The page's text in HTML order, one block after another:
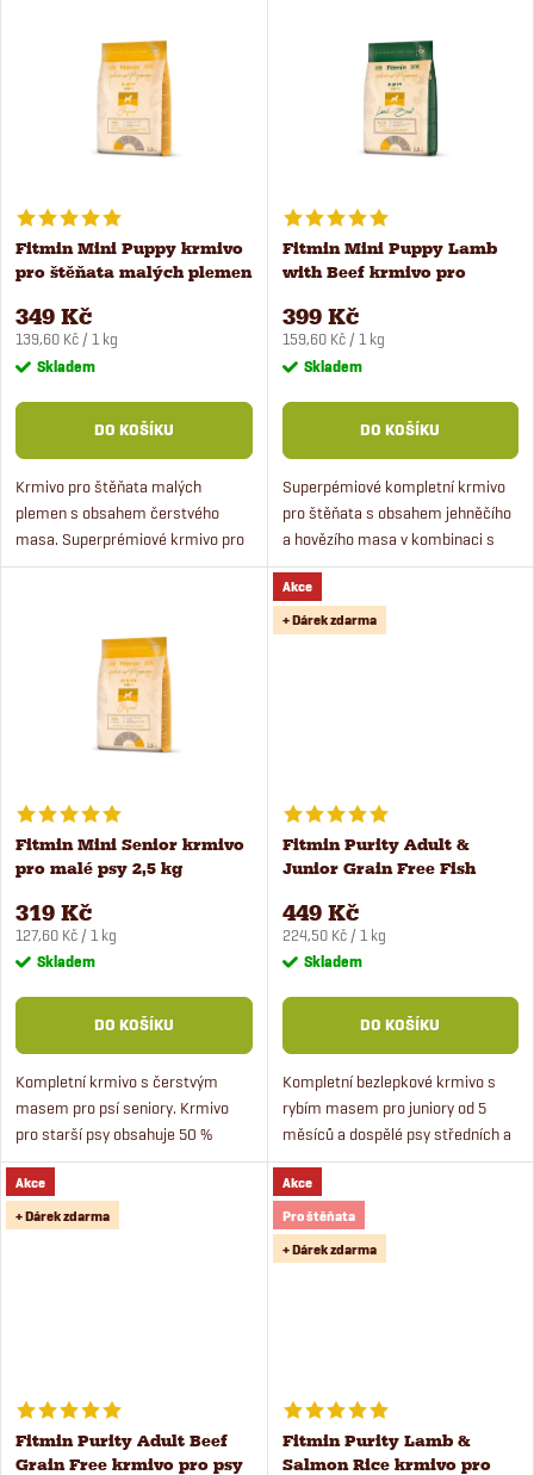
í
p
r
o
d
u
k
Nejprodávanější
s
p
r
o
d
u
Fitmin Mini Puppy krmivo
pro štěňata malých plemen
349 Kč
Měrná
cena:
139,60 Kč / 1 kg
Skladem
DO KOŠÍKU
Krmivo pro štěňata malých
plemen s obsahem čerstvého
masa. Superprémiové krmivo pro
štěňata je vhodné i pro březí a
Fitmin Mini Puppy Lamb
with Beef krmivo pro
399 Kč
Měrná
cena:
159,60 Kč / 1 kg
Skladem
DO KOŠÍKU
Superpémiové kompletní krmivo
pro štěňata s obsahem jehněčího
a hovězího masa v kombinaci s
rýží a hrachem. Krmivo je
speciálně vyvinuto pro štěňata
malých plemen (s hmotností v...
Fitmin Mini Senior krmivo
pro malé psy 2,5 kg
319 Kč
Měrná
cena:
127,60 Kč / 1 kg
Skladem
DO KOŠÍKU
Kompletní krmivo s čerstvým
masem pro psí seniory. Krmivo
pro starší psy obsahuje 50 %
čerstvého masa a
chondroprotektiva pro zdravé
klouby a šlachy.
Akce
+ Dárek zdarma
Fitmin Purity Adult &
Junior Grain Free Fish
449 Kč
Měrná
cena:
224,50 Kč / 1 kg
Skladem
DO KOŠÍKU
Kompletní bezlepkové krmivo s
rybím masem pro juniory od 5
měsíců a dospělé psy středních a
velkých
plemen. Monoproteinové krmivo s
rybou bude chutnat i mlsným
psům.
Akce
+ Dárek zdarma
Fitmin Purity Adult Beef
Grain Free krmivo pro psy
Akce
Pro štěňata
+ Dárek zdarma
Fitmin Purity Lamb &
Salmon Rice krmivo pro